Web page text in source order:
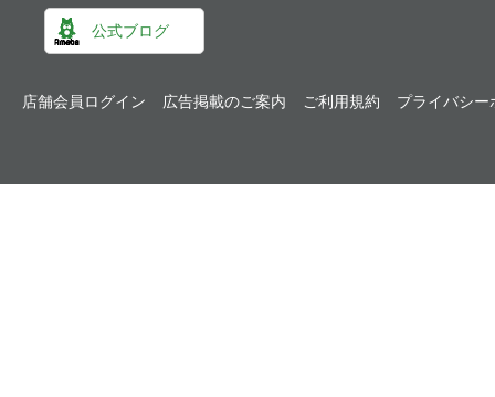
公式ブログ
店舗会員ログイン 広告掲載のご案内 ご利用規約 プライバシー